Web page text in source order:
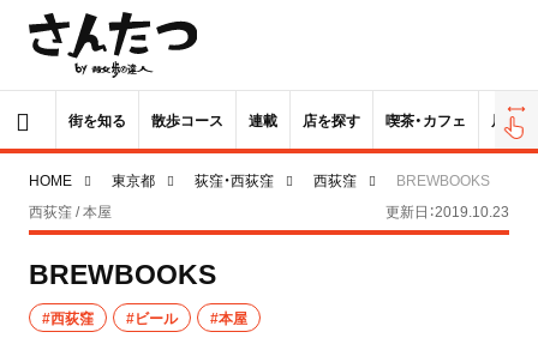
街を知る 散歩コース 連載 店を探す 喫茶・カフェ 居酒屋
HOME 東京都 荻窪・西荻窪 西荻窪
BREWBOOKS
西荻窪 / 本屋
更新日：2019.10.23
BREWBOOKS
#西荻窪 #ビール #本屋